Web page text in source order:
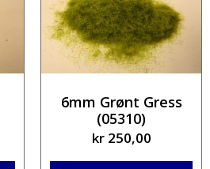
6mm Grønt Gress
(05310)
kr250,00